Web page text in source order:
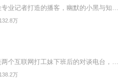
132.8万
138.2万